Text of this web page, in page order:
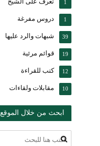
1
دروس مفرغة 1
شبهات والرد عليها 39
قوائم مرئية 19
كتب للقراءة 12
مقابلات ولقاءات 10
ابحث من خلال الموقع